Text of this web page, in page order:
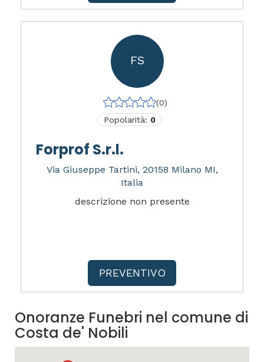
FS
(0)
Popolarità: 0
Forprof S.r.l.
Via Giuseppe Tartini, 20158 Milano MI,
Italia
descrizione non presente
PREVENTIVO
Onoranze Funebri nel comune di
Costa de' Nobili